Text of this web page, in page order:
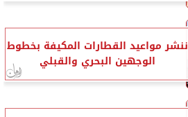
ننشر مواعيد القطارات المكيفة بخطوط
الوجهين البحري والقبلي